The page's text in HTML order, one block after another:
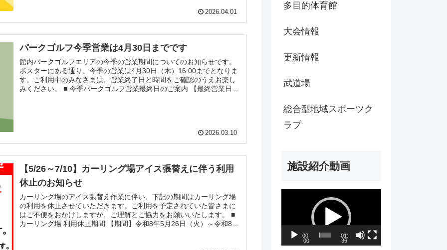
2026.04.01
パークゴルフ今季営業は4月30日までです
館内パークゴルフエリアの今季の営業期間についてのお知らせです。
ポスターにある通り、今季の営業は4月30日（木）16:00までとなりま
す。ご利用中のみなさまは、営業終了日と時間をご確認のうえお楽し
みください。 ■ 今季パークゴルフ営業最終日のご案内 【最終営業日】
2026.03.10
【5/26～7/10】カーリング場アイス張替えに伴う利用
休止のお知らせ
カーリング場のアイス張替え作業に伴い、下記の期間はカーリング場
の利用を休止させていただきます。ご利用を予定されていた皆さまに
はご不便をおかけしますが、ご理解とご協力をお願いいたします。 ■
カーリング場 利用休止期間 【期間】令和8年5月26日（火）～令和8年
多目的体育館
大会情報
更新情報
武道場
総合型地域スポーツク
ラブ
施設紹介動画
プ
レ
00:
00
01:
36